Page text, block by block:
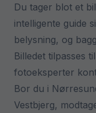
Du tager blot et
intelligente guide
belysning, og
Billedet tilpasses
fotoeksperter
Bor du i
Vestbjerg,